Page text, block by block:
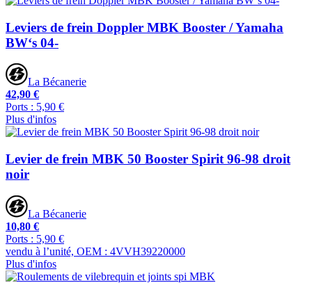
Leviers de frein Doppler MBK Booster / Yamaha
BW‘s 04-
La Bécanerie
42,90 €
Ports : 5,90 €
Plus d'infos
Levier de frein MBK 50 Booster Spirit 96-98 droit
noir
La Bécanerie
10,80 €
Ports : 5,90 €
vendu à l’unité, OEM : 4VVH39220000
Plus d'infos